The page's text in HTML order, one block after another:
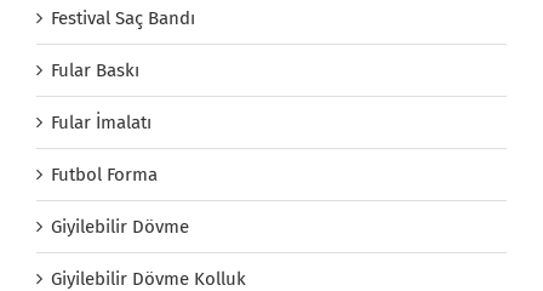
Festival Saç Bandı
Fular Baskı
Fular İmalatı
Futbol Forma
Giyilebilir Dövme
Giyilebilir Dövme Kolluk